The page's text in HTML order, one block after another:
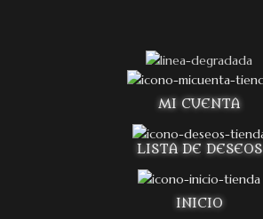
MI CUENTA
LISTA DE DESEOS
INICIO